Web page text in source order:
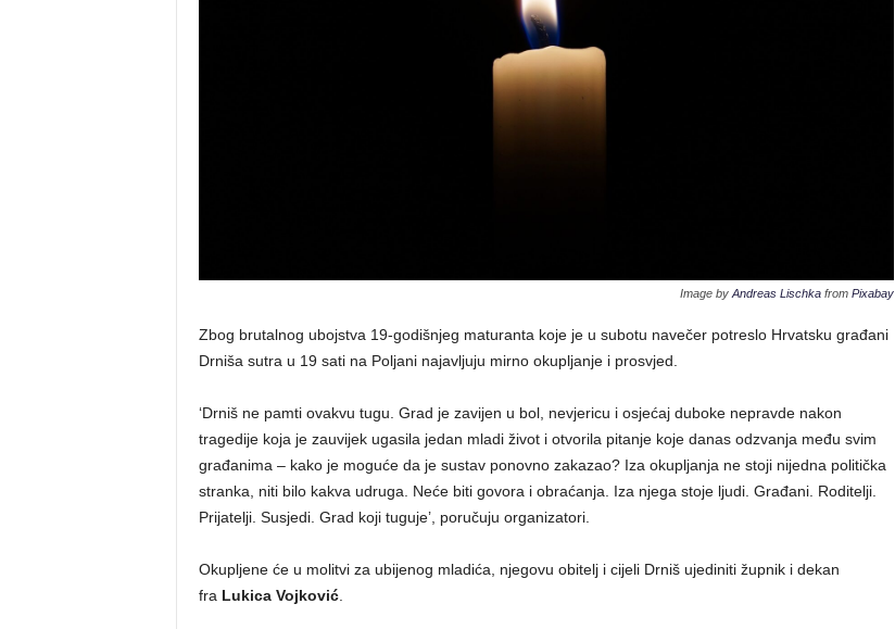
Image by Andreas Lischkafrom Pixabay
Zbog brutalnog ubojstva 19-godišnjeg maturanta koje je u subotu navečer potreslo Hrvatsku građani
Drniša sutra u 19 sati na Poljani najavljuju mirno okupljanje i prosvjed.
‘Drniš ne pamti ovakvu tugu. Grad je zavijen u bol, nevjericu i osjećaj duboke nepravde nakon
tragedije koja je zauvijek ugasila jedan mladi život i otvorila pitanje koje danas odzvanja među svim
građanima – kako je moguće da je sustav ponovno zakazao? Iza okupljanja ne stoji nijedna politička
stranka, niti bilo kakva udruga. Neće biti govora i obraćanja. Iza njega stoje ljudi. Građani. Roditelji.
Prijatelji. Susjedi. Grad koji tuguje’, poručuju organizatori.
Okupljene će u molitvi za ubijenog mladića, njegovu obitelj i cijeli Drniš ujediniti župnik i dekan
fra Lukica Vojković.